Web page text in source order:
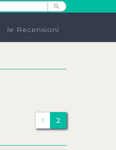
le Recensioni
1 2